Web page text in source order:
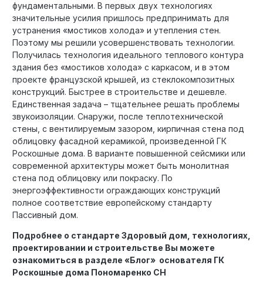
фундаментальными. В первых двух технологиях
значительные усилия пришлось предпринимать для
устранения «мостиков холода» и утепления стен.
Поэтому мы решили усовершенствовать технологии.
Получилась технология идеального теплового контура
здания без «мостиков холода» с каркасом, и в этом
проекте французской крышей, из стеклокомпозитных
конструкций. Быстрее в строительстве и дешевле.
Единственная задача – тщательнее решать проблемы
звукоизоляции. Снаружи, после теплотехнической
стены, с вентилируемым зазором, кирпичная стена под
облицовку фасадной керамикой, произведенной ГК
Роскошные дома. В варианте повышенной сейсмики или
современной архитектуры может быть монолитная
стена под облицовку или покраску. По
энергоэффективности ограждающих конструкций
полное соответствие европейскому стандарту
Пассивный дом.
Подробнее о стандарте Здоровый дом, технологиях,
проектировании и строительстве Вы можете
ознакомиться в разделе «Блог» основателя ГК
Роскошные дома Пономаренко СН